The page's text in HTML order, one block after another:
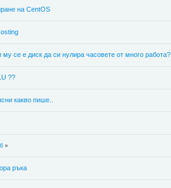
на CentOS
му се е диск да си нулира часовете от много работа?
??
какво пише..
6»
ръка